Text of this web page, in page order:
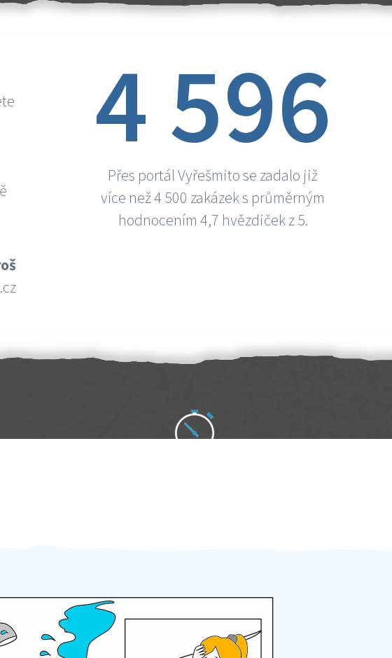
4 596
Přes portál Vyřešmito se zadalo již
více než 4 500 zakázek s průměrným
hodnocením 4,7 hvězdiček z 5.